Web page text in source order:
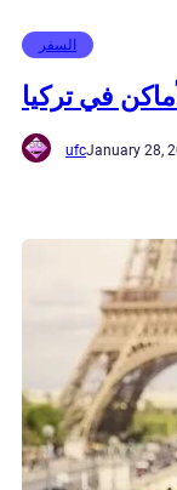
السفر
في تركيا
ufcJanuary 28,